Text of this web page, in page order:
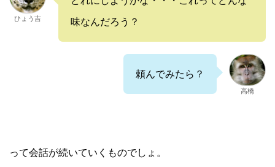
ひょう吉
味なんだろう？
頼んでみたら？
高橋
って会話が続いていくものでしょ。